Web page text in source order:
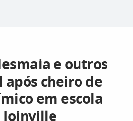
e outros
após cheiro de
em escola